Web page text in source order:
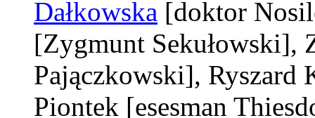
Dałkowska [doktor
[Zygmunt Sekułowski],
Pajączkowski], Ryszard
Piontek [esesman